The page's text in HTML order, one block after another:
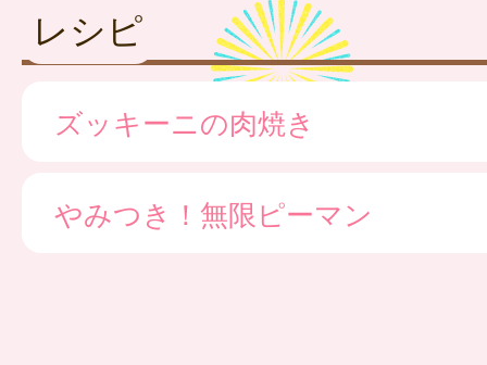
レシピ
ズッキーニの肉焼き
やみつき！無限ピーマン